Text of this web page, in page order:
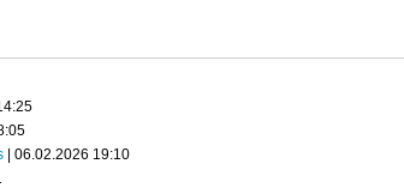
| 06.02.2026 19:10